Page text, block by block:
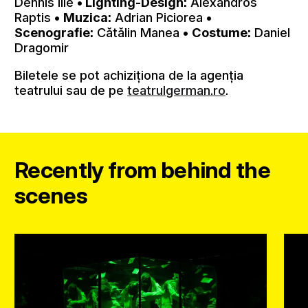
Raptis • Muzica: Adrian Piciorea •
Scenografie: Cătălin Manea • Costume: Daniel
Dragomir
Biletele se pot achiziționa de la agenția
teatrului sau de peteatrulgerman.ro.
Recently from behind the
scenes